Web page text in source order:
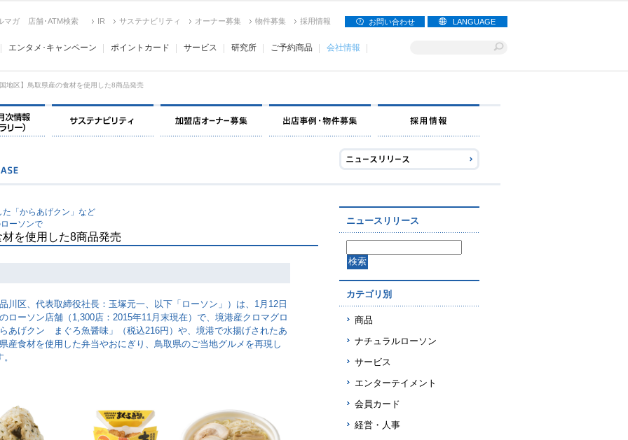
マガ 店舗･ATM検索 IR サステナビリティ オーナー募集 物件募集 採用情報 お問い合わせ LANGUAGE
エンタメ･キャンペーン ポイントカード サービス 研究所 ご予約商品 会社情報
地区】鳥取県産の食材を使用した8商品発売
「からあげクン」など
ーソンで
を使用した8商品発売
川区、代表取締役社長：玉塚元一、以下「ローソン」）は、1月12日
ローソン店舗（1,300店：2015年11月末現在）で、境港産クロマグロ
あげクン まぐろ魚醤味」（税込216円）や、境港で水揚げされたあ
産食材を使用した弁当やおにぎり、鳥取県のご当地グルメを再現し
ニュースリリース
カテゴリ別
商品
ナチュラルローソン
サービス
エンターテイメント
会員カード
経営・人事